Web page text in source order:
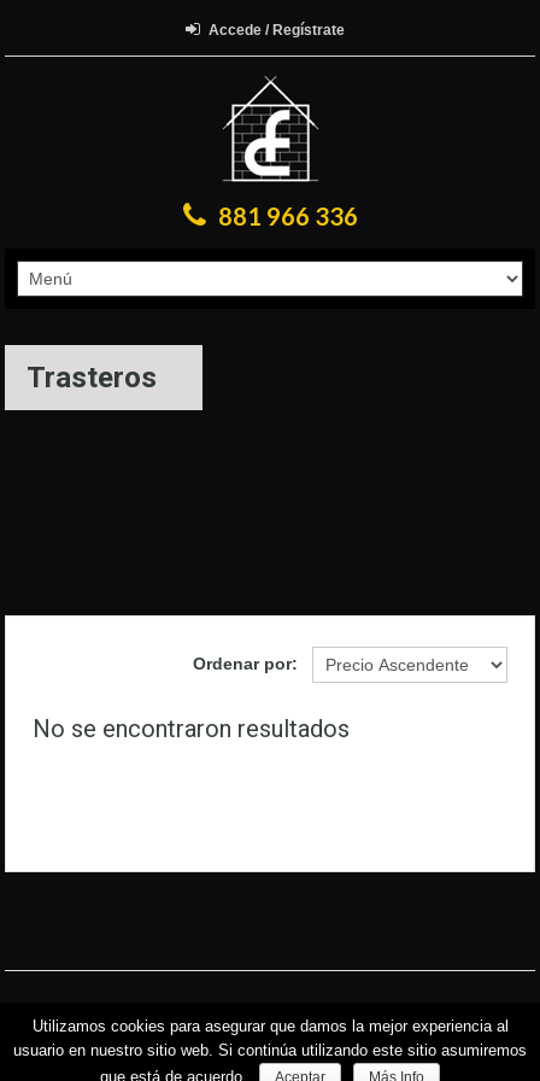
Accede / Regístrate
881 966 336
Trasteros
Ordenar por:
No se encontraron resultados
Diseñada por32LADRILLOS- Política de Cookies-Aviso Legal y Privacidad
Utilizamos cookies para asegurar que damos la mejor experiencia al
usuario en nuestro sitio web. Si continúa utilizando este sitio asumiremos
que está de acuerdo.
Aceptar Más Info